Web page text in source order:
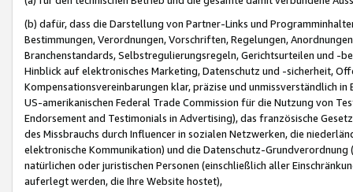
(b) dafür, dass die Darstellung von Partner-Links und
Bestimmungen, Verordnungen, Vorschriften, Regelungen,
Branchenstandards, Selbstregulierungsregeln, Gerichtsurteilen und -
Hinblick auf elektronisches Marketing, Datenschutz und -sicherheit,
Kompensationsvereinbarungen klar, präzise und unmissverständlich
US-amerikanischen Federal Trade Commission für die Nutzung von
Endorsement and Testimonials in Advertising), das französische
des Missbrauchs durch Influencer in sozialen Netzwerken, die
elektronische Kommunikation) und die Datenschutz-
natürlichen oder juristischen Personen (einschließlich aller
auferlegt werden, die Ihre Website hostet),